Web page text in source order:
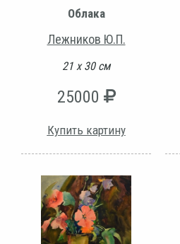
Облака
Лежников Ю.П.
21 х 30 см
25000
Купить картину